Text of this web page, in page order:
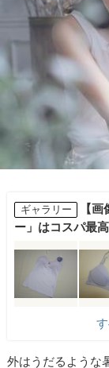
ギャラリー
【
ー」はコスパ最高
外はうだるような